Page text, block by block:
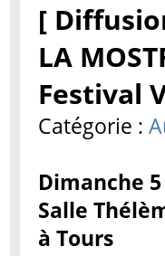
[
LA
Festival
Catégorie :
Dimanche
Salle
à Tours